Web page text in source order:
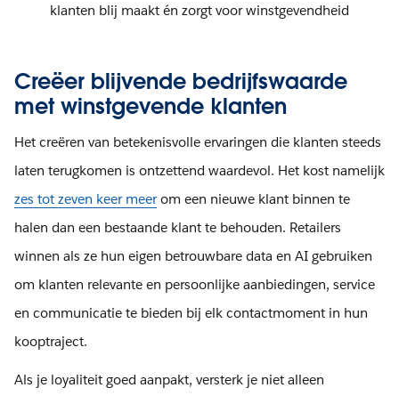
klanten blij maakt én zorgt voor winstgevendheid
Creëer blijvende bedrijfswaarde
met winstgevende klanten
Het creëren van betekenisvolle ervaringen die klanten steeds
laten terugkomen is ontzettend waardevol. Het kost namelijk
zes tot zeven keer meerom een nieuwe klant binnen te
halen dan een bestaande klant te behouden. Retailers
winnen als ze hun eigen betrouwbare data en AI gebruiken
om klanten relevante en persoonlijke aanbiedingen, service
en communicatie te bieden bij elk contactmoment in hun
kooptraject.
Als je loyaliteit goed aanpakt, versterk je niet alleen